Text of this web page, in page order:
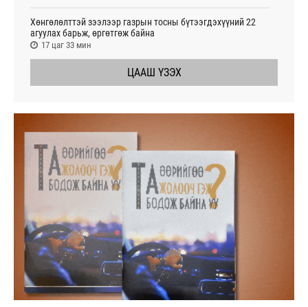
Хөнгөлөлттэй зээлээр газрын тосны бүтээгдэхүүний 22
агуулах барьж, өргөтгөж байна
17 цаг 33 мин
ЦААШ ҮЗЭХ